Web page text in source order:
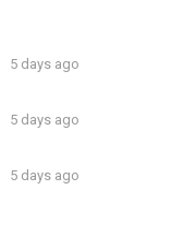
5 days ago
5 days ago
5 days ago